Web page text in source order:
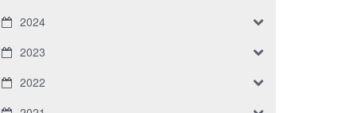
2024
2023
2022